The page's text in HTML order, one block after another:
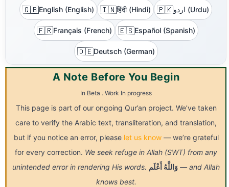
🇬🇧English (English) 🇮🇳हिंदी (Hindi) 🇵🇰 اردو (Urdu)
🇫🇷Français (French) 🇪🇸Español (Spanish)
🇩🇪Deutsch (German)
A Note Before You Begin
In Beta . Work In progress
This page is part of our ongoing Qur’an project. We’ve taken
care to verify the Arabic text, transliteration, and translation,
but if you notice an error, please let us know— we’re grateful
for every correction. We seek refuge in Allah (SWT) from any
unintended error in rendering His words.
وَاللَّهُ أَعْلَم
— and Allah
knows best.